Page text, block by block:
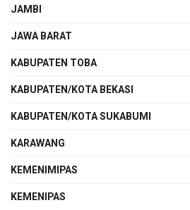
JAMBI
JAWA BARAT
KABUPATEN TOBA
KABUPATEN/KOTA BEKASI
KABUPATEN/KOTA SUKABUMI
KARAWANG
KEMENIMIPAS
KEMENIPAS